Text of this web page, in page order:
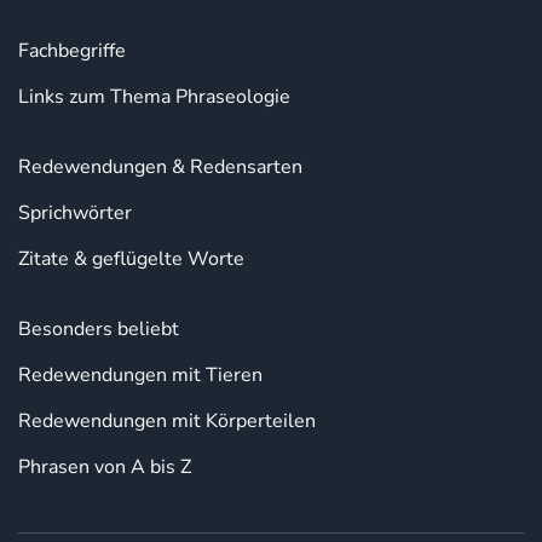
Fachbegriffe
Links zum Thema Phraseologie
Redewendungen & Redensarten
Sprichwörter
Zitate & geflügelte Worte
Besonders beliebt
Redewendungen mit Tieren
Redewendungen mit Körperteilen
Phrasen von A bis Z